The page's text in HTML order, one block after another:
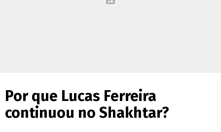
Por que Lucas Ferreira
continuou no Shakhtar?